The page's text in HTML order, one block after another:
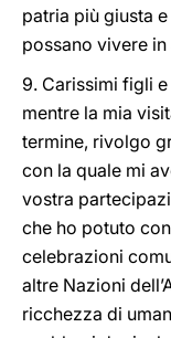
patria più giusta
possano vivere
9. Carissimi figli
mentre la mia
termine, rivolgo
con la quale mi
vostra
che ho potuto
celebrazioni
altre Nazioni
ricchezza di